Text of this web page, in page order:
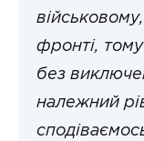
фронті,
без
належний